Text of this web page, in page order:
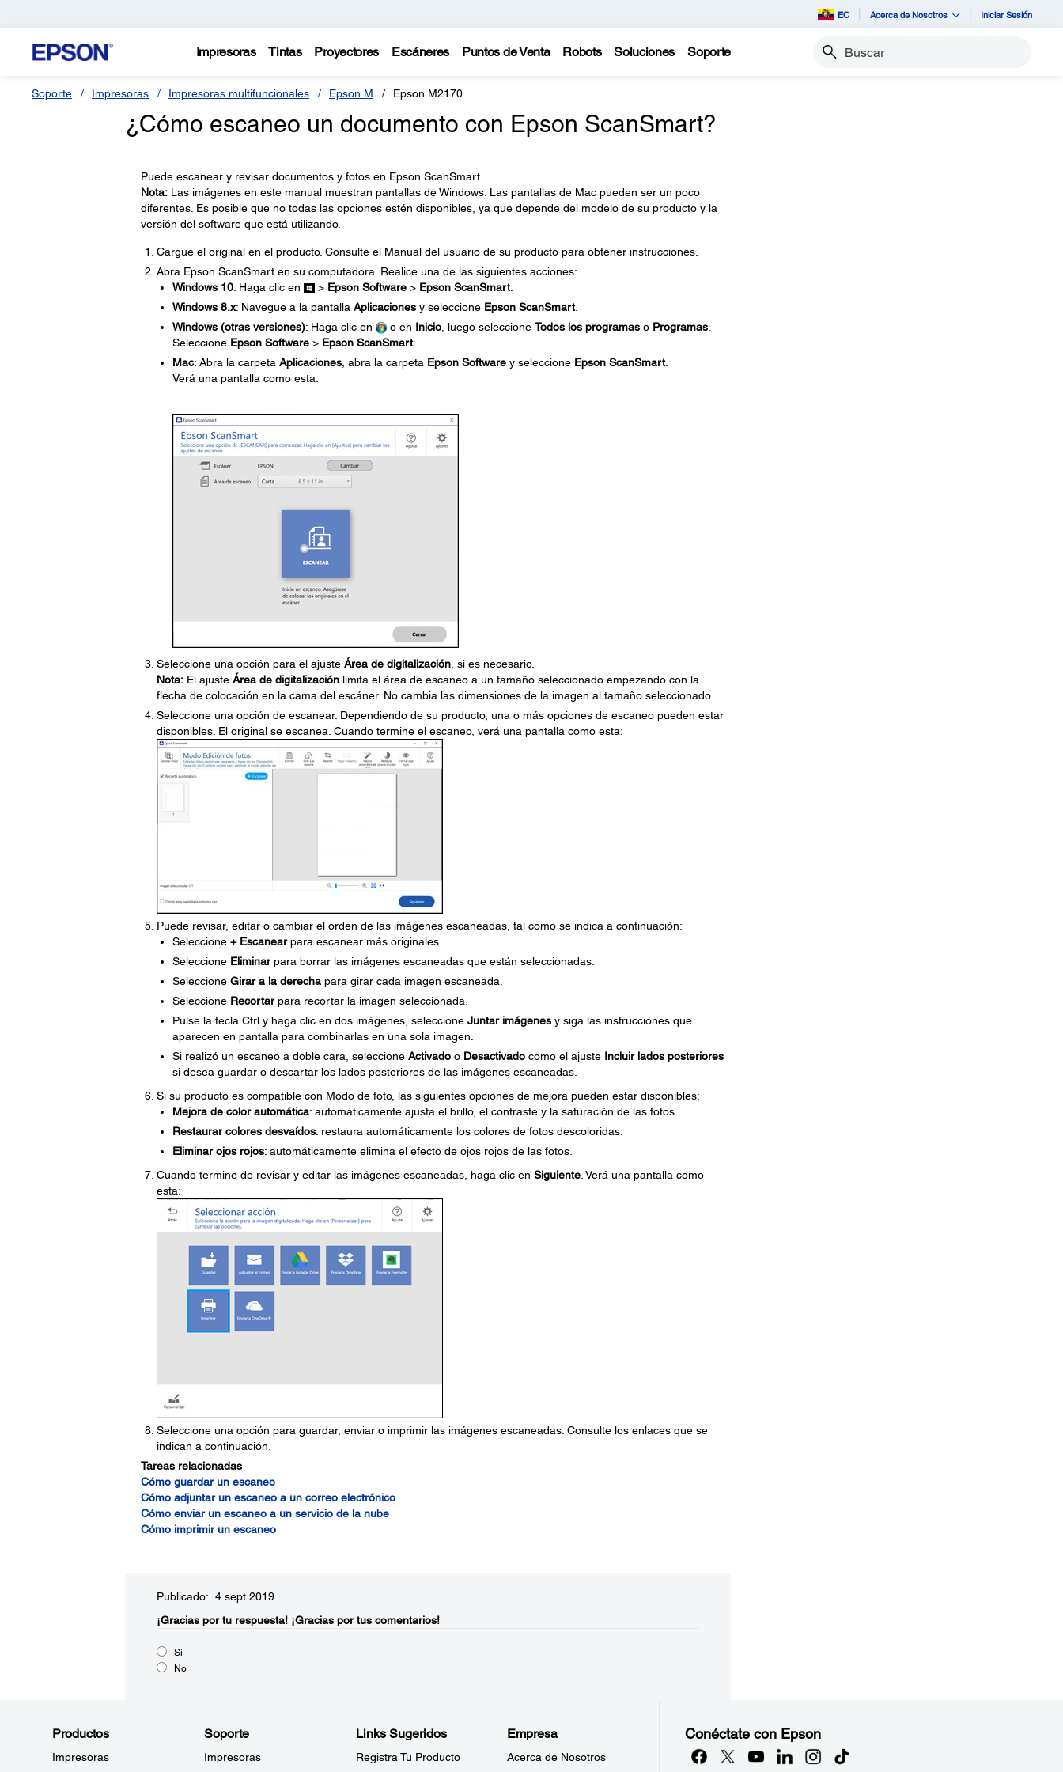
EC Acerca de Nosotros Iniciar Sesión
Impresoras Tintas Proyectores Escáneres Puntos de Venta Robots Soluciones Soporte Buscar
Soporte Impresoras Impresoras multifuncionales Epson M Epson M2170
¿Cómo escaneo un documento con Epson ScanSmart?
Puede escanear y revisar documentos y fotos en Epson ScanSmart.
Nota:Las imágenes en este manual muestran pantallas de Windows. Las pantallas de Mac pueden ser un poco
diferentes. Es posible que no todas las opciones estén disponibles, ya que depende del modelo de su producto y la
versión del software que está utilizando.
Cargue el original en el producto. Consulte el Manual del usuario de su producto para obtener instrucciones.
Abra Epson ScanSmart en su computadora. Realice una de las siguientes acciones:
Windows 10: Haga clic en > Epson Software> Epson ScanSmart.
Windows 8.x: Navegue a la pantalla Aplicacionesy seleccione Epson ScanSmart.
Windows (otras versiones): Haga clic en o en Inicio, luego seleccione Todos los programaso Programas.
Seleccione Epson Software> Epson ScanSmart.
Mac: Abra la carpeta Aplicaciones, abra la carpeta Epson Softwarey seleccione Epson ScanSmart.
Verá una pantalla como esta:
Seleccione una opción para el ajuste Área de digitalización, si es necesario.
Nota:El ajuste Área de digitalizaciónlimita el área de escaneo a un tamaño seleccionado empezando con la
flecha de colocación en la cama del escáner. No cambia las dimensiones de la imagen al tamaño seleccionado.
Seleccione una opción de escanear. Dependiendo de su producto, una o más opciones de escaneo pueden estar
disponibles. El original se escanea. Cuando termine el escaneo, verá una pantalla como esta:
Puede revisar, editar o cambiar el orden de las imágenes escaneadas, tal como se indica a continuación:
Seleccione + Escanearpara escanear más originales.
Seleccione Eliminarpara borrar las imágenes escaneadas que están seleccionadas.
Seleccione Girar a la derechapara girar cada imagen escaneada.
Seleccione Recortarpara recortar la imagen seleccionada.
Pulse la tecla Ctrl y haga clic en dos imágenes, seleccione Juntar imágenesy siga las instrucciones que
aparecen en pantalla para combinarlas en una sola imagen.
Si realizó un escaneo a doble cara, seleccione Activadoo Desactivadocomo el ajuste Incluir lados posteriores
si desea guardar o descartar los lados posteriores de las imágenes escaneadas.
Si su producto es compatible con Modo de foto, las siguientes opciones de mejora pueden estar disponibles:
Mejora de color automática: automáticamente ajusta el brillo, el contraste y la saturación de las fotos.
Restaurar colores desvaídos: restaura automáticamente los colores de fotos descoloridas.
Eliminar ojos rojos: automáticamente elimina el efecto de ojos rojos de las fotos.
Cuando termine de revisar y editar las imágenes escaneadas, haga clic en Siguiente. Verá una pantalla como
esta:
Seleccione una opción para guardar, enviar o imprimir las imágenes escaneadas. Consulte los enlaces que se
indican a continuación.
Tareas relacionadas
Cómo guardar un escaneo
Cómo adjuntar un escaneo a un correo electrónico
Cómo enviar un escaneo a un servicio de la nube
Cómo imprimir un escaneo
Publicado: 4 sept 2019
¡Gracias por tu respuesta! ¡Gracias por tus comentarios!
Sí
No
Productos
Impresoras
Soporte
Impresoras
Links Sugeridos
Registra Tu Producto
Empresa
Acerca de Nosotros
Conéctate con Epson